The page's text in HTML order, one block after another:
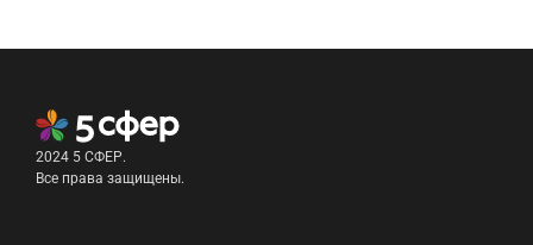
2024 5 СФЕР.
Все права защищены.